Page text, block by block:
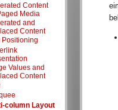
Content
Media
and
Content
Positioning
Values and
Content
column Layout